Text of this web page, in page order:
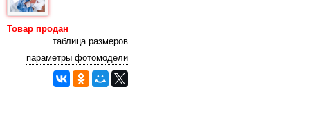
Товар продан
таблица размеров
параметры фотомодели